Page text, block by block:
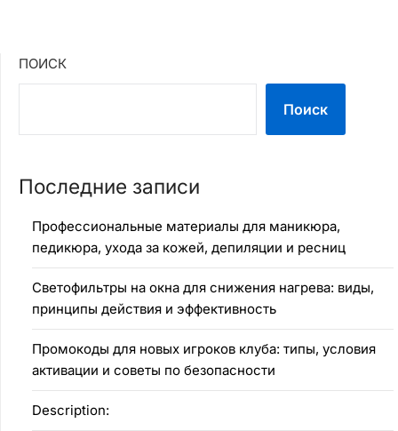
ПОИСК
Поиск
Последние записи
Профессиональные материалы для маникюра,
педикюра, ухода за кожей, депиляции и ресниц
Светофильтры на окна для снижения нагрева: виды,
принципы действия и эффективность
Промокоды для новых игроков клуба: типы, условия
активации и советы по безопасности
Description: